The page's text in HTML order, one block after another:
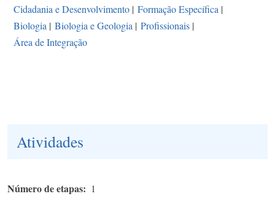
Cidadania e Desenvolvimento | Formação Específica |
Biologia | Biologia e Geologia | Profissionais |
Área de Integração
Atividades
Número de etapas 1